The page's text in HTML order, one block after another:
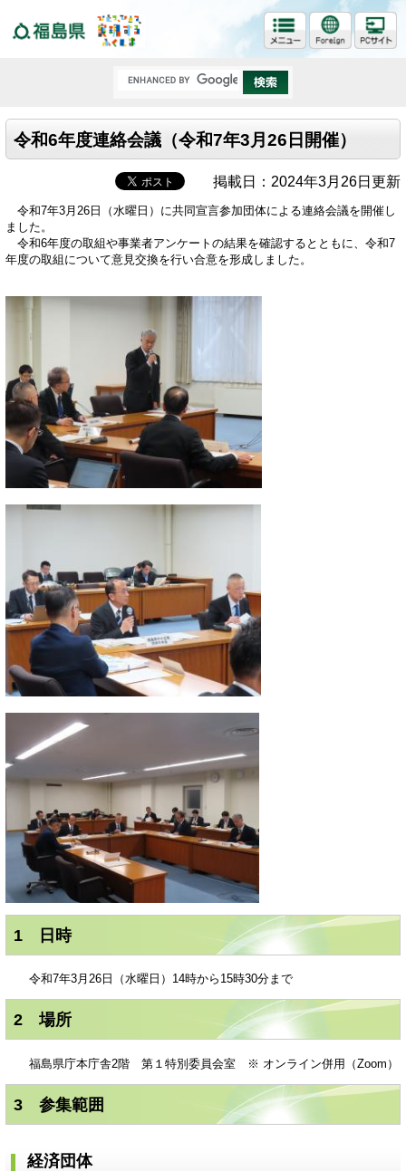
令和6年度連絡会議（令和7年3月26日開催）
掲載日：2024年3月26日更新
令和7年3月26日（水曜日）に共同宣言参加団体による連絡会議を開催し
ました。
令和6年度の取組や事業者アンケートの結果を確認するとともに、令和7
年度の取組について意見交換を行い合意を形成しました。
1 日時
令和7年3月26日（水曜日）14時から15時30分まで
2 場所
福島県庁本庁舎2階 第１特別委員会室 ※ オンライン併用（Zoom）
3 参集範囲
経済団体